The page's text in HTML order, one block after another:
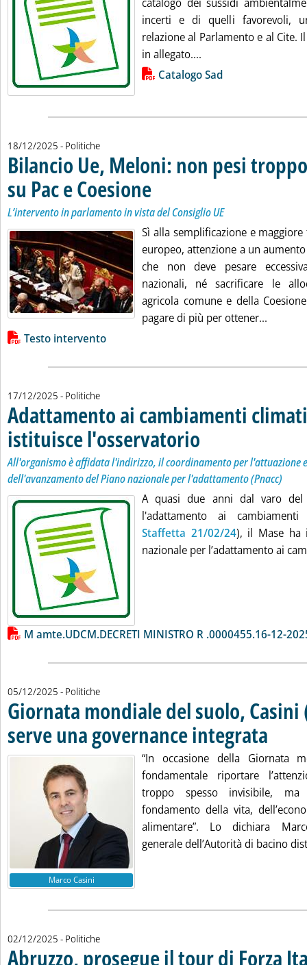
incerti e di quelli favorevoli,
relazione al Parlamento e al Cite.
in allegato....
Lista allegati PDF alla notizia
Catalogo Sad
18/12/2025 - Politiche
Bilancio Ue, Meloni: non pesi
su Pac e Coesione . Sottotitolo: L’intervento in parlamento in vista
. Pubblicata giovedì 18 dicembre 2025 alle
L’intervento in parlamento in vista del Consiglio UE
Sì alla semplificazione e
europeo, attenzione a un
che non deve pesare
nazionali, né sacrificare le
agricola comune e della
pagare di più per ottener...
Lista allegati PDF alla notizia
Testo intervento
17/12/2025 - Politiche
Adattamento ai cambiamenti
istituisce l'osservatorio
All'organismo è affidata l'indirizzo, il coordinamento per l'attuazione
dell'avanzamento del Piano nazionale per l'adattamento (Pnacc)
A quasi due anni dal varo del
l'adattamento ai
Staffetta 21/02/24), il Mase ha
nazionale per l’adattamento ai
Lista allegati PDF alla notizia
M amte.UDCM.DECRETI MINISTRO R .0000455.16-12-
05/12/2025 - Politiche
Giornata mondiale del suolo, Casini
serve una governance integrata
Marco Casini
“In occasione della Giornata
fondamentale riportare
troppo spesso invisibile,
fondamento della vita,
alimentare”. Lo dichiara
generale dell’Autorità di bacino
02/12/2025 - Politiche
Abruzzo, prosegue il tour di Forza